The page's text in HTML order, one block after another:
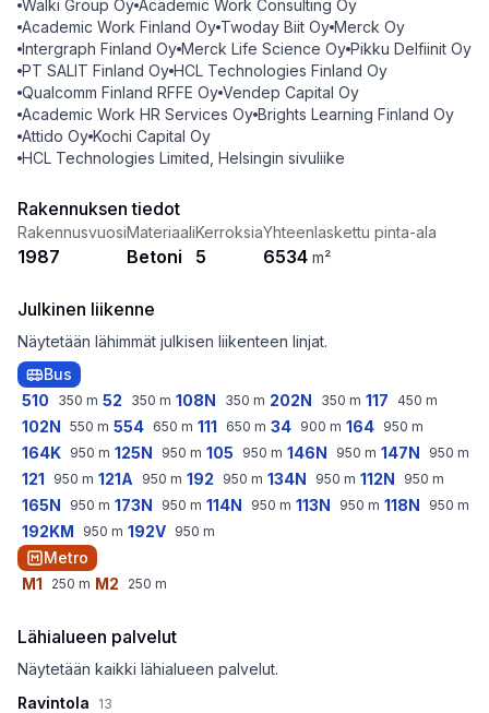
Walki Group Oy Academic Work Consulting Oy
Academic Work Finland Oy Twoday Biit Oy Merck Oy
Intergraph Finland Oy Merck Life Science Oy Pikku Delfiinit Oy
PT SALIT Finland Oy HCL Technologies Finland Oy
Qualcomm Finland RFFE Oy Vendep Capital Oy
Academic Work HR Services Oy Brights Learning Finland Oy
Attido Oy Kochi Capital Oy
HCL Technologies Limited, Helsingin sivuliike
Rakennuksen tiedot
Rakennusvuosi
1987
Materiaali
Betoni
Kerroksia
5
Yhteenlaskettu pinta-ala
6534 m²
Julkinen liikenne
Näytetään lähimmät julkisen liikenteen linjat.
Bus
510
350 m 52 350 m 108N 350 m 202N 350 m 117 450 m
102N 550 m 554 650 m 111 650 m 34 900 m 164 950 m
164K 950 m 125N 950 m 105 950 m 146N 950 m 147N 950 m
121 950 m 121A 950 m 192 950 m 134N 950 m 112N 950 m
165N 950 m 173N 950 m 114N 950 m 113N 950 m 118N 950 m
192KM 950 m 192V 950 m
Metro
M1
250 m M2 250 m
Lähialueen palvelut
Näytetään kaikki lähialueen palvelut.
Ravintola
13